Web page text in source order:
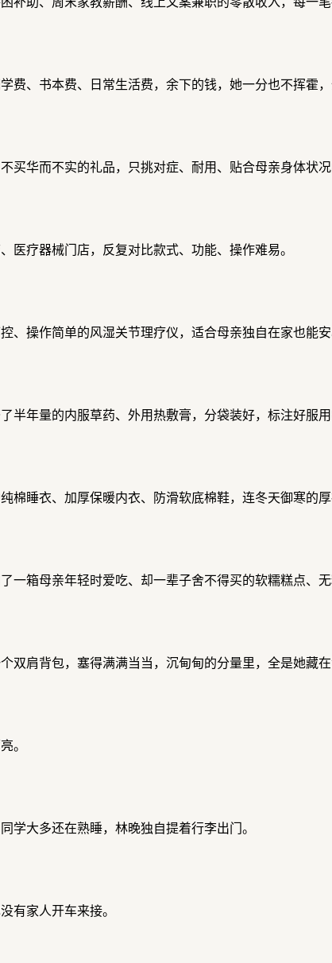
费、书本费、日常生活费，余下的钱，她一分也不挥霍
买华而不实的礼品，只挑对症、耐用、贴合母亲身体状况
医疗器械门店，反复对比款式、功能、操作难易。
、操作简单的风湿关节理疗仪，适合母亲独自在家也能安
半年量的内服草药、外用热敷膏，分袋装好，标注好服用
棉睡衣、加厚保暖内衣、防滑软底棉鞋，连冬天御寒的厚
一箱母亲年轻时爱吃、却一辈子舍不得买的软糯糕点、无
双肩背包，塞得满满当当，沉甸甸的分量里，全是她藏在
。
学大多还在熟睡，林晚独自提着行李出门。
有家人开车来接。